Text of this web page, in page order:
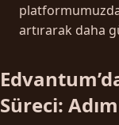
artırarak daha
Süreci: